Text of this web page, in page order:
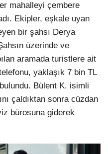
mahalleyi çembere
Ekipler, eşkale uyan
bir şahsı Derya
üzerinde ve
aramada turistlere ait
yaklaşık 7 bin TL
Bülent K. isimli
çaldıktan sonra cüzdan
bürosuna giderek